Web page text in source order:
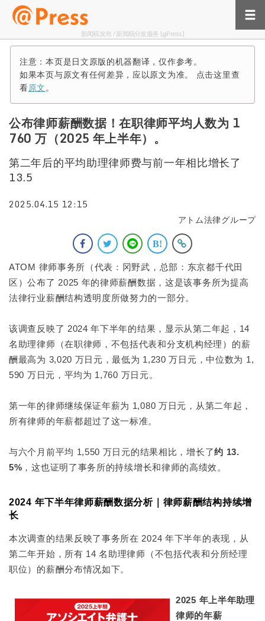
新闻稿发布 / 新闻稿分发服务 [@Press]
注意：本页是日文原版的机器翻译，仅作参考。
如果本页与原文有任何差异，应以原文为准。 点击这里查
看原文。
公布律师薪酬数据！在职律师平均人数为 1
760 万（2025 年上半年）。
第二年后的平均助理律师费与前一年相比增长了
13.5
2025.04.15 12:15
アトム法律グループ
ATOM 律师事务所（代表：冈野武，总部：东京都千代田
区）公布了 2025 年的律师薪酬数据，这是该事务所为提高
法律行业薪酬结构透明度所做努力的一部分。
该调查反映了 2024 年下半年的结果，显示从第二年起，14
名助理律师（在职律师，不包括代表和分支机构经理）的薪
酬最高为 3,020 万日元，最低为 1,230 万日元，中位数为 1,
590 万日元，平均为 1,760 万日元。
第一年的律师继续保证年薪为 1,080 万日元，从第二年起，
所有律师的年薪都超过了这一标准。
与六个月前平均 1,550 万日元的结果相比，增长了约 13.
5% ，这也证明了事务所的持续增长和律师的高绩效。
2024 年下半年律师薪酬数据分析｜律师薪酬结构持续增
长
本次调查的结果反映了事务所在 2024 年下半年的表现，从
第二年开始，所有 14 名助理律师（不包括代表和分所经理
职位）的薪酬分布情况如下。
2025 年上半年助理
律师的年薪